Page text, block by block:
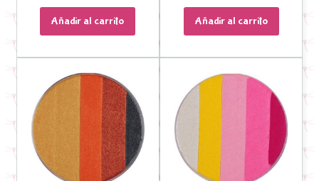
Añadir al carrito Añadir al carrito